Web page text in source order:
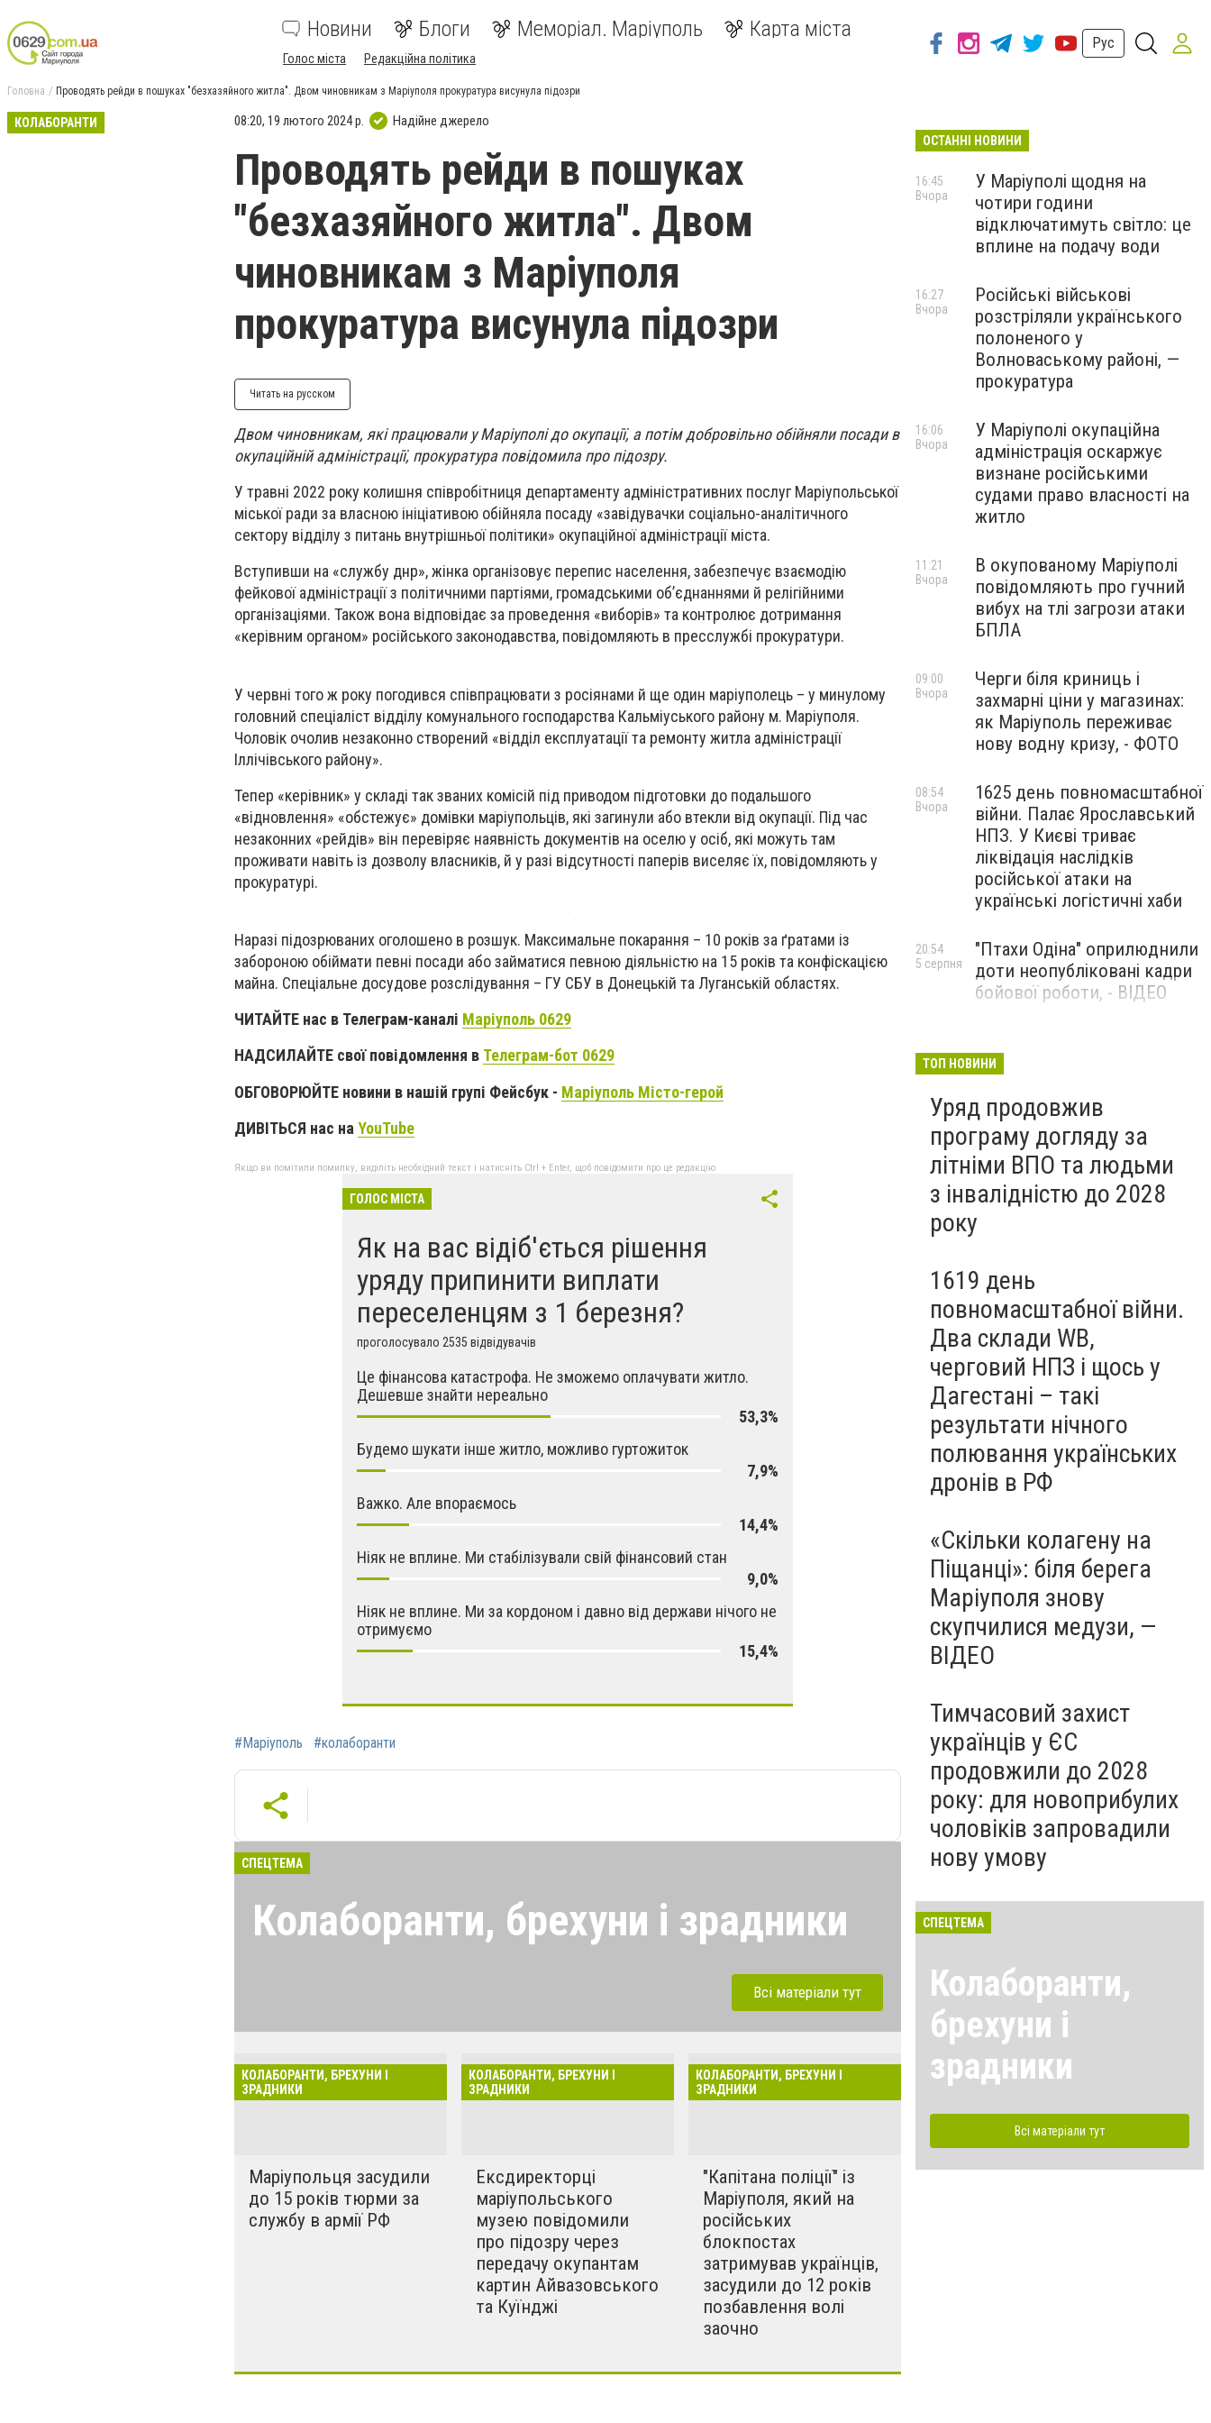
Новини Блоги Меморіал. Маріуполь Карта міста
Голос міста Редакційна політика
Рус
Головна Проводять рейди в пошуках "безхазяйного житла". Двом чиновникам з Маріуполя прокуратура висунула підозри
КОЛАБОРАНТИ 08:20, 19 лютого 2024 р. Надійне джерело
Проводять рейди в пошуках
"безхазяйного житла". Двом
чиновникам з Маріуполя
прокуратура висунула підозри
Читать на русском
Двом чиновникам, які працювали у Маріуполі до окупації, а потім добровільно обійняли посади в
окупаційній адміністрації, прокуратура повідомила про підозру.
У травні 2022 року колишня співробітниця департаменту адміністративних послуг Маріупольської
міської ради за власною ініціативою обійняла посаду «завідувачки соціально-аналітичного
сектору відділу з питань внутрішньої політики» окупаційної адміністрації міста.
Вступивши на «службу днр», жінка організовує перепис населення, забезпечує взаємодію
фейкової адміністрації з політичними партіями, громадськими об’єднаннями й релігійними
організаціями. Також вона відповідає за проведення «виборів» та контролює дотримання
«керівним органом» російського законодавства, повідомляють в пресслужбі прокуратури.
У червні того ж року погодився співпрацювати з росіянами й ще один маріуполець – у минулому
головний спеціаліст відділу комунального господарства Кальміуського району м. Маріуполя.
Чоловік очолив незаконно створений «відділ експлуатації та ремонту житла адміністрації
Іллічівського району».
Тепер «керівник» у складі так званих комісій під приводом підготовки до подальшого
«відновлення» «обстежує» домівки маріупольців, які загинули або втекли від окупації. Під час
незаконних «рейдів» він перевіряє наявність документів на оселю у осіб, які можуть там
проживати навіть із дозволу власників, й у разі відсутності паперів виселяє їх, повідомляють у
прокуратурі.
Наразі підозрюваних оголошено в розшук. Максимальне покарання – 10 років за ґратами із
забороною обіймати певні посади або займатися певною діяльністю на 15 років та конфіскацією
майна. Спеціальне досудове розслідування – ГУ СБУ в Донецькій та Луганській областях.
ЧИТАЙТЕ нас в Телеграм-каналі Маріуполь 0629
НАДСИЛАЙТЕ свої повідомлення в Телеграм-бот 0629
ОБГОВОРЮЙТЕ новини в нашій групі Фейсбук - Маріуполь Місто-герой
ДИВІТЬСЯ нас на YouTube
Якщо ви помітили помилку, виділіть необхідний текст і натисніть Ctrl + Enter, щоб повідомити про це редакцію
ГОЛОС МІСТА
Як на вас відіб'ється рішення
уряду припинити виплати
переселенцям з 1 березня?
проголосувало 2535 відвідувачів
Це фінансова катастрофа. Не зможемо оплачувати житло.
Дешевше знайти нереально
53,3%
Будемо шукати інше житло, можливо гуртожиток
7,9%
Важко. Але впораємось
14,4%
Ніяк не вплине. Ми стабілізували свій фінансовий стан
9,0%
Ніяк не вплине. Ми за кордоном і давно від держави нічого не
отримуємо
15,4%
#Маріуполь #колаборанти
СПЕЦТЕМА
Колаборанти, брехуни і зрадники
законом про колаборацію, ми розпочинаємо
нову рубрику. Присвячена вона буде
ідентифікувати зрадників і
«сочувствующих».
Всі матеріали тут
КОЛАБОРАНТИ, БРЕХУНИ І
ЗРАДНИКИ
Маріупольця засудили
до 15 років тюрми за
службу в армії РФ
КОЛАБОРАНТИ, БРЕХУНИ І
ЗРАДНИКИ
Ексдиректорці
маріупольського
музею повідомили
про підозру через
передачу окупантам
картин Айвазовського
та Куїнджі
КОЛАБОРАНТИ, БРЕХУНИ І
ЗРАДНИКИ
"Капітана поліції" із
Маріуполя, який на
російських
блокпостах
затримував українців,
засудили до 12 років
позбавлення волі
заочно
ОСТАННІ НОВИНИ
У Маріуполі щодня на
чотири години
відключатимуть світло: це
вплине на подачу води
16:45
Вчора
Російські військові
розстріляли українського
полоненого у
Волноваському районі, —
прокуратура
16:27
Вчора
У Маріуполі окупаційна
адміністрація оскаржує
визнане російськими
судами право власності на
житло
16:06
Вчора
В окупованому Маріуполі
повідомляють про гучний
вибух на тлі загрози атаки
БПЛА
11:21
Вчора
Черги біля криниць і
захмарні ціни у магазинах:
як Маріуполь переживає
нову водну кризу, - ФОТО
09:00
Вчора
1625 день повномасштабної
війни. Палає Ярославський
НПЗ. У Києві триває
ліквідація наслідків
російської атаки на
українські логістичні хаби
08:54
Вчора
"Птахи Одіна" оприлюднили
доти неопубліковані кадри
бойової роботи, - ВІДЕО
20:54
5 серпня
Бєдняков зіграє тата
новому українському
фільмі, - ФОТО
5 серпня
ТОП НОВИНИ
Уряд продовжив
програму догляду за
літніми ВПО та людьми
з інвалідністю до 2028
року
1619 день
повномасштабної війни.
Два склади WB,
черговий НПЗ і щось у
Дагестані – такі
результати нічного
полювання українських
дронів в РФ
«Скільки колагену на
Піщанці»: біля берега
Маріуполя знову
скупчилися медузи, —
ВІДЕО
Тимчасовий захист
українців у ЄС
продовжили до 2028
року: для новоприбулих
чоловіків запровадили
нову умову
СПЕЦТЕМА
Колаборанти,
брехуни і
зрадники
Всі матеріали тут